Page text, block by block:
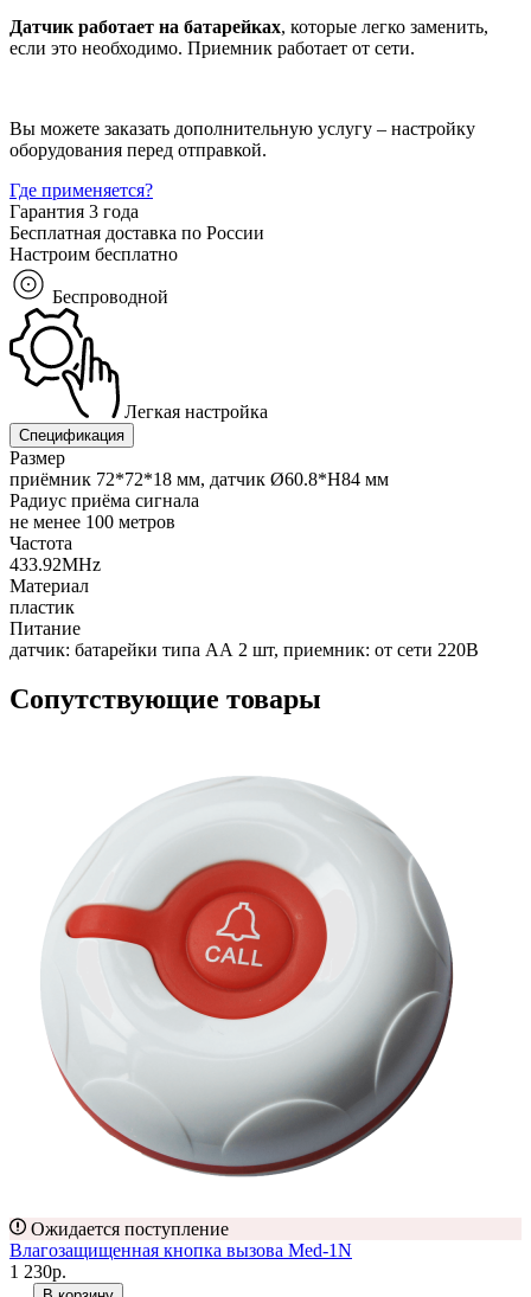
Датчик работает на батарейках, которые легко заменить,
если это необходимо. Приемник работает от сети.
Вы можете заказать дополнительную услугу – настройку
оборудования перед отправкой.
Где применяется?
Гарантия 3 года
Бесплатная доставка по России
Настроим бесплатно
Беспроводной
Легкая настройка
Спецификация
Размер
приёмник 72*72*18 мм, датчик Ø60.8*H84 мм
Радиус приёма сигнала
не менее 100 метров
Частота
433.92MHz
Материал
пластик
Питание
датчик: батарейки типа АА 2 шт, приемник: от сети 220В
Сопутствующие товары
Ожидается поступление
Влагозащищенная кнопка вызова Med-1N
1 230р.